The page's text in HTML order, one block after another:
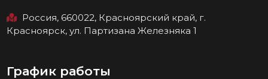
Россия, 660022, Красноярский край, г.
Красноярск, ул. Партизана Железняка 1
График работы